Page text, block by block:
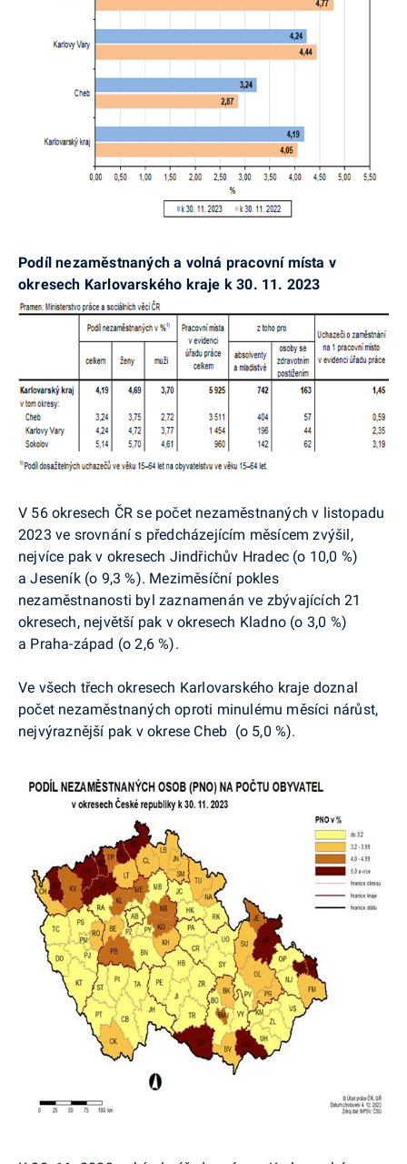
Podíl nezaměstnaných a volná pracovní místa v
okresech Karlovarského kraje k 30. 11. 2023
V 56 okresech ČR se počet nezaměstnaných v listopadu
2023 ve srovnání s předcházejícím měsícem zvýšil,
nejvíce pak v okresech Jindřichův Hradec (o 10,0 %)
a Jeseník (o 9,3 %). Meziměsíční pokles
nezaměstnanosti byl zaznamenán ve zbývajících 21
okresech, největší pak v okresech Kladno (o 3,0 %)
a Praha-západ (o 2,6 %).
Ve všech třech okresech Karlovarského kraje doznal
počet nezaměstnaných oproti minulému měsíci nárůst,
nejvýraznější pak v okrese Cheb (o 5,0 %).